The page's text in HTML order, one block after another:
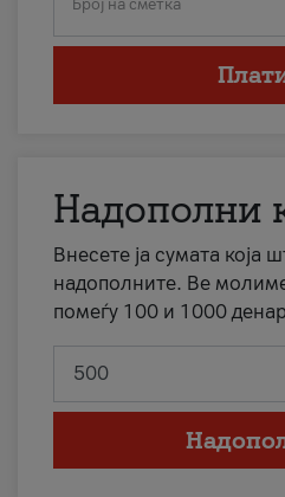
Број на сметка
Надополни
Внесете ја сумата која
надополните. Ве
помеѓу 100 и 1000